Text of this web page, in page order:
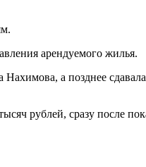
арендуемого жилья.
а позднее
рублей, сразу после